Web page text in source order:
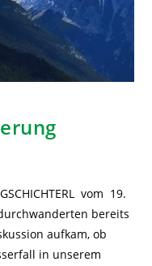
vom 19.
bereits
aufkam, ob
in unserem